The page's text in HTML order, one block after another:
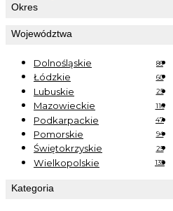
Okres
Województwa
Dolnośląskie 86
Łódzkie 60
Lubuskie 25
Mazowieckie 116
Podkarpackie 47
Pomorskie 94
Świętokrzyskie 25
Wielkopolskie 135
Kategoria